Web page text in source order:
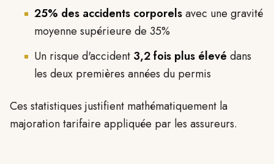
25% des accidents corporelsavec une gravité
moyenne supérieure de 35%
Un risque d'accident 3,2 fois plus élevé dans
les deux premières années du permis
Ces statistiques justifient mathématiquement la
majoration tarifaire appliquée par les assureurs.